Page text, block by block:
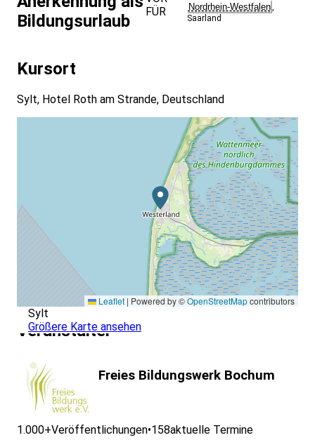
Bildungsurlaub
FÜR
Nordrhein-Westfalen
Saarland
Kursort
Sylt, Hotel Roth am Strande, Deutschland
Leaflet | Powered by ©OpenStreetMapcontributors
Sylt
Größere Karte ansehen
Veranstalter
Freies Bildungswerk Bochum
1.000+Veröffentlichungen•158aktuelle Termine